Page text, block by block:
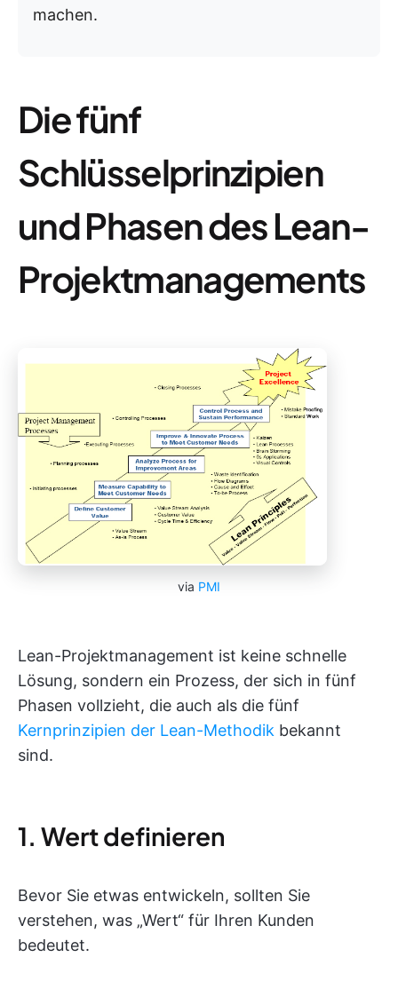
machen.
Die fünf
Schlüsselprinzipien
und Phasen des Lean-
Projektmanagements
via PMI
Lean-Projektmanagement ist keine schnelle
Lösung, sondern ein Prozess, der sich in fünf
Phasen vollzieht, die auch als die fünf
Kernprinzipien der Lean-Methodik bekannt
sind.
1. Wert definieren
Bevor Sie etwas entwickeln, sollten Sie
verstehen, was „Wert“ für Ihren Kunden
bedeutet.